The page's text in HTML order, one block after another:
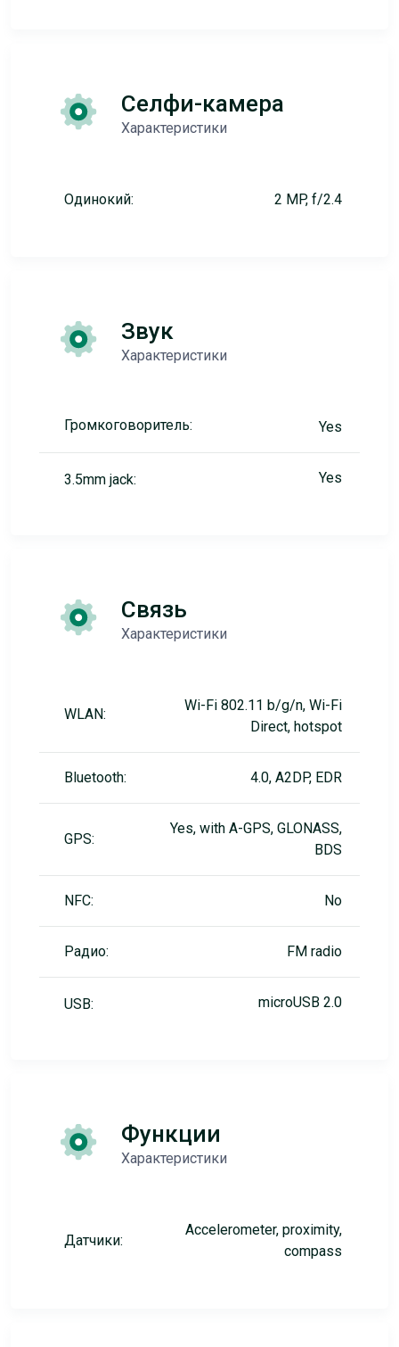
Селфи-камера
Характеристики
Одинокий: 2 MP, f/2.4
Звук
Характеристики
Громкоговоритель: Yes
3.5mm jack: Yes
Связь
Характеристики
WLAN:
Wi-Fi 802.11 b/g/n, Wi-Fi
Direct, hotspot
Bluetooth: 4.0, A2DP, EDR
GPS:
Yes, with A-GPS, GLONASS,
BDS
NFC: No
Радио: FM radio
USB: microUSB 2.0
Функции
Характеристики
Датчики:
Accelerometer, proximity,
compass